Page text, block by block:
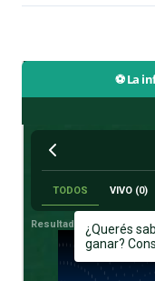
⚽ La